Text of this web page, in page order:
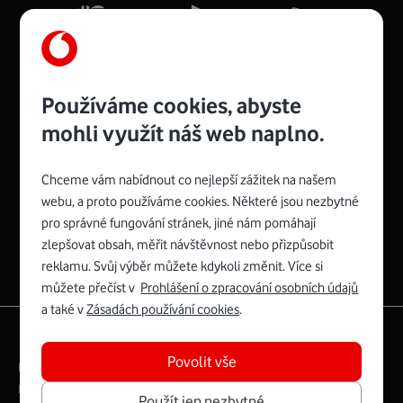
Zyxel VMG8623-T50B:
Rozměry modemu jsou 16 x 22 x 7,5 cm (včetně stojánku)
a nabízí 4 gigabitové LAN porty a bezdrátové připojení Wi-
Fi ve verzích 802.11 b/g/n/ac pro frekvenci 2,4 GHz a
Mb/s.
Více o Zyxel VMG8623-T50B
Spojte se s Vodafonem
Právní­ podmí­nky
Ochrana soukromí­
Digitální odpovědnost
Používáme cookies, abyste
mohli využít náš web naplno.
Chceme vám nabídnout co nejlepší zážitek na našem
webu, a proto používáme cookies. Některé jsou nezbytné
pro správné fungování stránek, jiné nám pomáhají
zlepšovat obsah, měřit návštěvnost nebo přizpůsobit
reklamu. Svůj výběr můžete kdykoli změnit. Více si
můžete přečíst v Prohlášení o zpracování osobních údajů
a také vZásadách používání cookies.
Povolit vše